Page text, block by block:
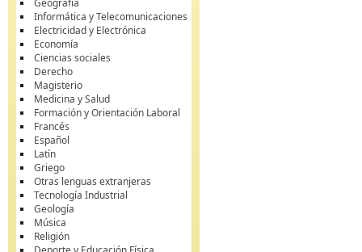
Geografía
Informática y Telecomunicaciones
Electricidad y Electrónica
Economía
Ciencias sociales
Derecho
Magisterio
Medicina y Salud
Formación y Orientación Laboral
Francés
Español
Latín
Griego
Otras lenguas extranjeras
Tecnología Industrial
Geología
Música
Religión